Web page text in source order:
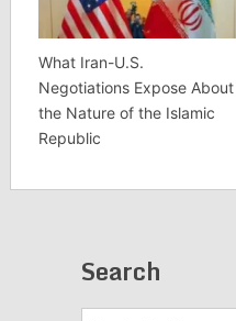
What Iran-U.S.
Negotiations Expose About
the Nature of the Islamic
Republic
Search